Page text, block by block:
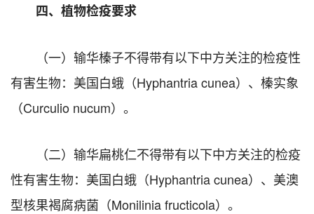
四、植物检疫要求
（一）输华榛子不得带有以下中方关注的检疫性
有害生物：美国白蛾（Hyphantria cunea）、榛实象
（Curculio nucum）。
（二）输华扁桃仁不得带有以下中方关注的检疫
性有害生物：美国白蛾（Hyphantria cunea）、美澳
型核果褐腐病菌（Monilinia fructicola）。